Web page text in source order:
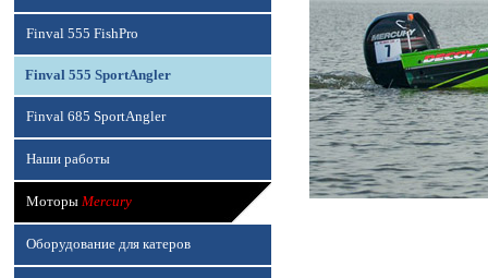
Finval 555 FishPro
Finval 555 SportAngler
Finval 685 SportAngler
Наши работы
Моторы Mercury
Оборудование для катеров